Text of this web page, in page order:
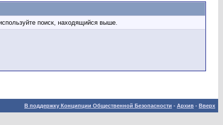
поиск, находящийся выше.
В поддержку Конципции Общественной Безопасности - Архив - Вверх